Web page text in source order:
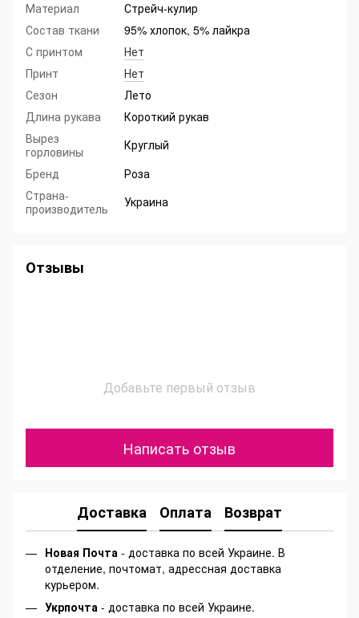
Материал
Стрейч-кулир
Состав ткани
95% хлопок, 5% лайкра
С принтом
Нет
Принт
Нет
Сезон
Лето
Длина рукава
Короткий рукав
Вырез
горловины
Круглый
Бренд
Роза
Страна-
производитель
Украина
Отзывы
Добавьте первый отзыв
Написать отзыв
Доставка Оплата Возврат
Новая Почта - доставка по всей Украине. В
отделение, почтомат, адрессная доставка
курьером.
Укрпочта - доставка по всей Украине.